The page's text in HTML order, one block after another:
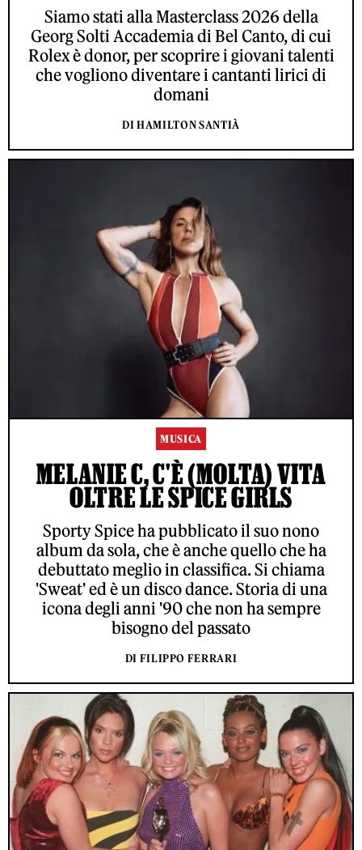
Siamo stati alla Masterclass 2026 della
Georg Solti Accademia di Bel Canto, di cui
Rolex è donor, per scoprire i giovani talenti
che vogliono diventare i cantanti lirici di
domani
DI HAMILTON SANTIÀ
MUSICA
MELANIE C, C'È (MOLTA) VITA
OLTRE LE SPICE GIRLS
Sporty Spice ha pubblicato il suo nono
album da sola, che è anche quello che ha
debuttato meglio in classifica. Si chiama
'Sweat' ed è un disco dance. Storia di una
icona degli anni '90 che non ha sempre
bisogno del passato
DI FILIPPO FERRARI